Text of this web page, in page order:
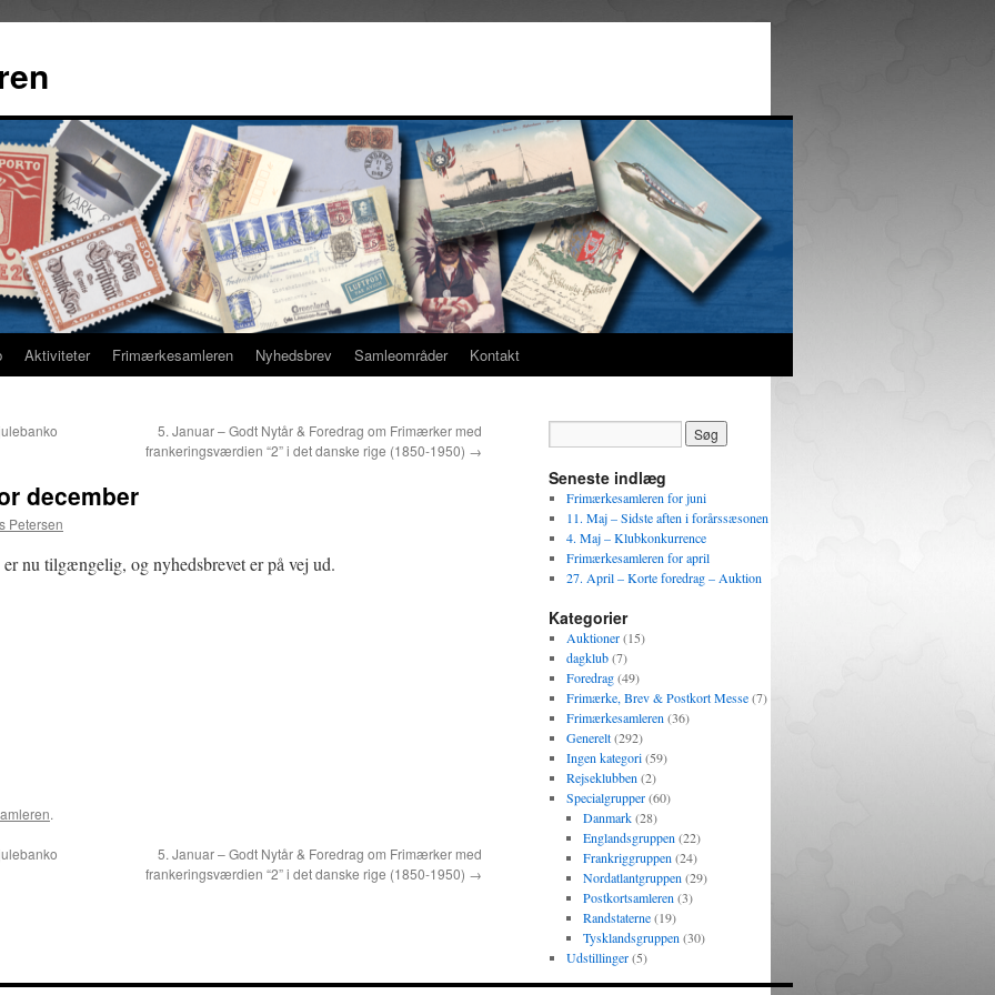
Aktiviteter Frimærkesamleren Nyhedsbrev Samleområder Kontakt
5. Januar – Godt Nytår & Foredrag om Frimærker med
frankeringsværdien “2” i det danske rige (1850-1950) →
december
Petersen
nu tilgængelig, og nyhedsbrevet er på vej ud.
.
5. Januar – Godt Nytår & Foredrag om Frimærker med
frankeringsværdien “2” i det danske rige (1850-1950) →
Seneste indlæg
Frimærkesamleren for juni
11. Maj – Sidste aften i forårssæsonen
4. Maj – Klubkonkurrence
Frimærkesamleren for april
27. April – Korte foredrag – Auktion
Kategorier
Auktioner(15)
dagklub(7)
Foredrag(49)
Frimærke, Brev & Postkort Messe(7)
Frimærkesamleren (36)
Generelt(292)
Ingen kategori(59)
Rejseklubben (2)
Specialgrupper(60)
Danmark(28)
Englandsgruppen (22)
Frankriggruppen (24)
Nordatlantgruppen (29)
Postkortsamleren (3)
Randstaterne(19)
Tysklandsgruppen (30)
Udstillinger(5)